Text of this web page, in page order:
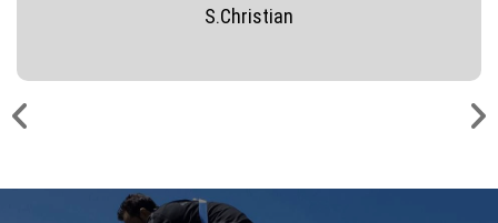
S.Christian